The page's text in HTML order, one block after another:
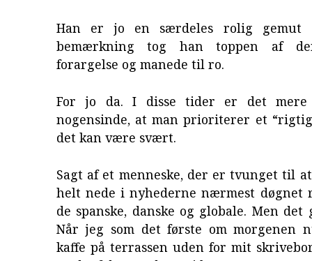
Han er jo en særdeles rolig gemut
bemærkning tog han toppen af
forargelse og manede til ro.
For jo da. I disse tider er det
nogensinde, at man prioriterer et
det kan være svært.
Sagt af et menneske, der er tvunget til
helt nede i nyhederne nærmest døgnet
de spanske, danske og globale. Men
Når jeg som det første om morgenen
kaffe på terrassen uden for mit